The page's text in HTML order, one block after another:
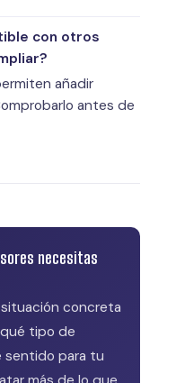
con otros
añadir
antes de
necesitas
situación concreta
tipo de
sentido para tu